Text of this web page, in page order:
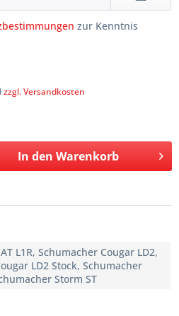
zur Kenntnis
zzgl. Versandkosten
In den Warenkorb
L1R, Schumacher Cougar LD2,
LD2 Stock, Schumacher
Storm ST